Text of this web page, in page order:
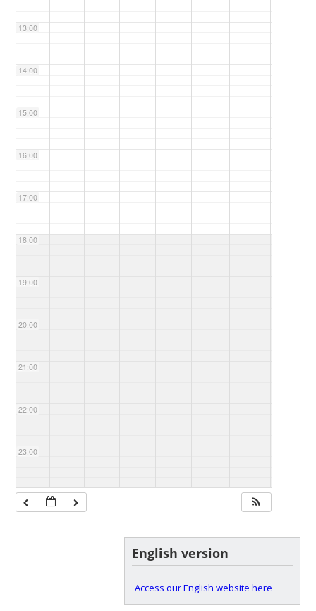
13:00
14:00
15:00
16:00
17:00
18:00
19:00
20:00
21:00
22:00
23:00
English version
Access our English website here